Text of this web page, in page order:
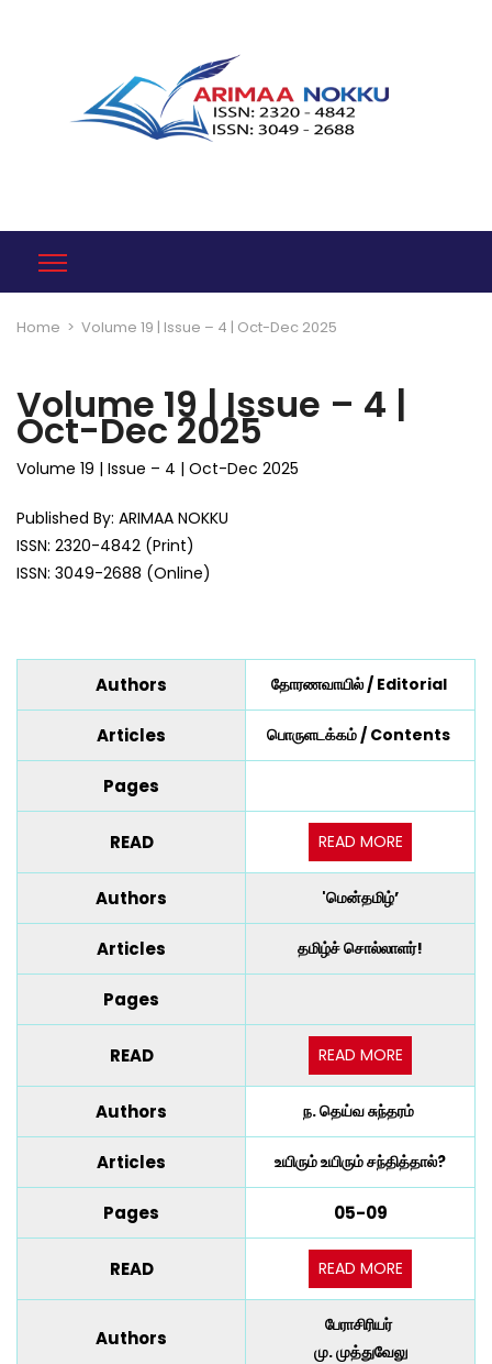
Home > Volume 19 | Issue – 4 | Oct-Dec 2025
Volume 19 | Issue – 4 |
Oct-Dec 2025
Volume 19 | Issue – 4 | Oct-Dec 2025
Published By: ARIMAA NOKKU
ISSN: 2320-4842 (Print)
ISSN: 3049-2688 (Online)
Authors தோரணவாயில் / Editorial
Articles பொருளடக்கம் / Contents
Pages
READ READ MORE
Authors 'மென்தமிழ்’
Articles தமிழ்ச் சொல்லாளர்!
Pages
READ READ MORE
Authors ந. தெய்வ சுந்தரம்
Articles உயிரும் உயிரும் சந்தித்தால்?
Pages 05-09
READ READ MORE
Authors
பேராசிரியர்
மு. முத்துவேலு